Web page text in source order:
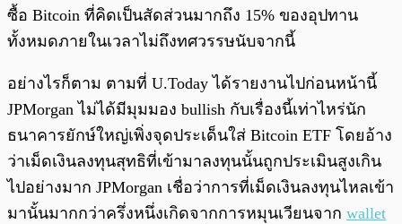
ซื้อ Bitcoin ที่คิดเป็นสัดส่วนมากถึง 15% ของอุปทาน
ทั้งหมดภายในเวลาไม่ถึงทศวรรษนับจากนี้
อย่างไรก็ตาม ตามที่ U.Today ได้รายงานไปก่อนหน้านี้
JPMorgan ไม่ได้มีมุมมอง bullish กับเรื่องนี้เท่าไหร่นัก
ธนาคารยักษ์ใหญ่เพิ่งจุดประเด็นใส่ Bitcoin ETF โดยอ้าง
ว่าเม็ดเงินลงทุนสุทธิที่เข้ามาลงทุนนั้นถูกประเมินสูงเกิน
ไปอย่างมาก JPMorgan เชื่อว่าการที่เม็ดเงินลงทุนไหลเข้า
มานั้นมากกว่าครึ่งหนึ่งเกิดจากการหมุนเวียนจาก wallet